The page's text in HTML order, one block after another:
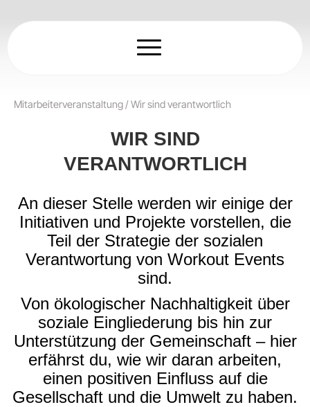
Inhalt
Mitarbeiterveranstaltung/Wir sind verantwortlich
WIR SIND
VERANTWORTLICH
An dieser Stelle werden wir einige der
Initiativen und Projekte vorstellen, die
Teil der Strategie der sozialen
Verantwortung von Workout Events
sind.
Von ökologischer Nachhaltigkeit über
soziale Eingliederung bis hin zur
Unterstützung der Gemeinschaft – hier
erfährst du, wie wir daran arbeiten,
einen positiven Einfluss auf die
Gesellschaft und die Umwelt zu haben.